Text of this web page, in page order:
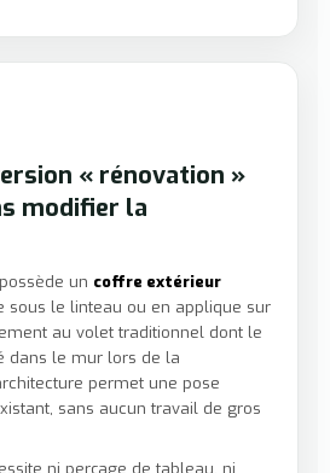
« rénovation »
modifier la
un coffre extérieur
sous le linteau ou en applique sur
au volet traditionnel dont le
dans le mur lors de la
permet une pose
sans aucun travail de gros
ni perçage de tableau, ni